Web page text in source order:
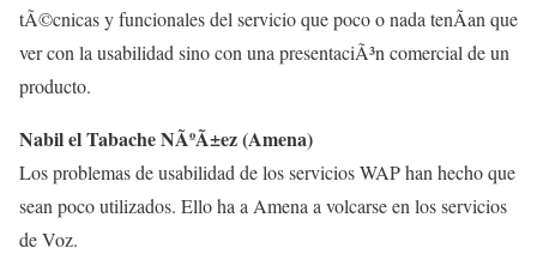
tÃ©cnicas y funcionales del servicio que poco o nada tenÃ­an que
ver con la usabilidad sino con una presentaciÃ³n comercial de un
producto.
Nabil el Tabache NÃºÃ±ez (Amena)
Los problemas de usabilidad de los servicios WAP han hecho que
sean poco utilizados. Ello ha a Amena a volcarse en los servicios
de Voz.